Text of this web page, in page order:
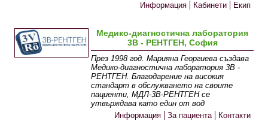
Информация
Кабинети Екип
Медико-диагностична лаборатория
3В - РЕНТГЕН, София
През 1998 год. Марияна Георгиева създава
Медико-диагностична лаборатория 3В -
РЕНТГЕН. Благодарение на високия
стандарт в обслужването на своите
пациенти, МДЛ-3В-РЕНТГЕН се
утвърждава като един от вод
Информация
За пациента Контакти